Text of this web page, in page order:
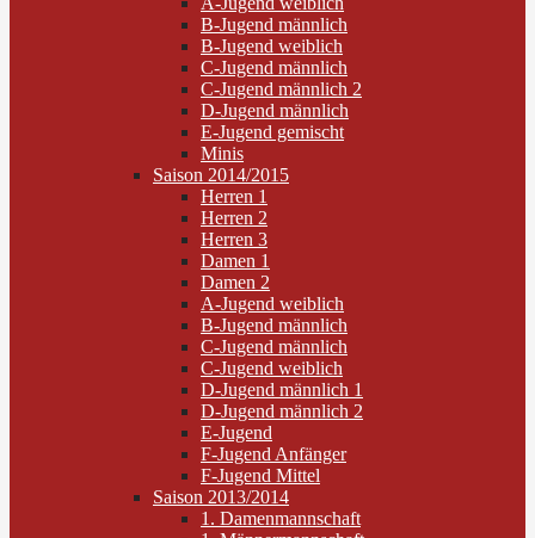
B-Jugend männlich
B-Jugend weiblich
C-Jugend männlich
C-Jugend männlich 2
D-Jugend männlich
E-Jugend gemischt
Minis
Saison 2014/2015
Herren 1
Herren 2
Herren 3
Damen 1
Damen 2
A-Jugend weiblich
B-Jugend männlich
C-Jugend männlich
C-Jugend weiblich
D-Jugend männlich 1
D-Jugend männlich 2
E-Jugend
F-Jugend Anfänger
F-Jugend Mittel
Saison 2013/2014
1. Damenmannschaft